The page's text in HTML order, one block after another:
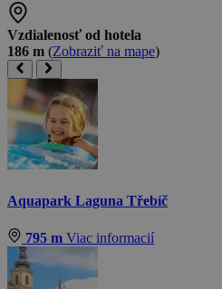
Vzdialenosť od hotela
186 m (Zobraziť na mape)
Aquapark Laguna Třebíč
795 m Viac informacií